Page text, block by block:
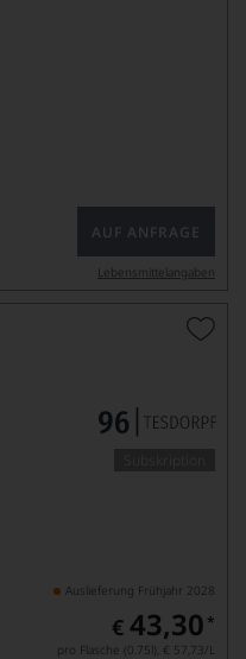
AUF ANFRAGE
Lebensmittel­angaben
Auslieferung Frühjahr 2028
€ 43,30 *
pro Flasche (0.75l), € 57,73/L